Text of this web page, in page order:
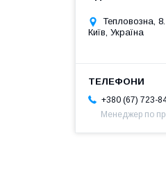
Тепловозна,
Київ, Україна
+380 (67) 723-
Менеджер по